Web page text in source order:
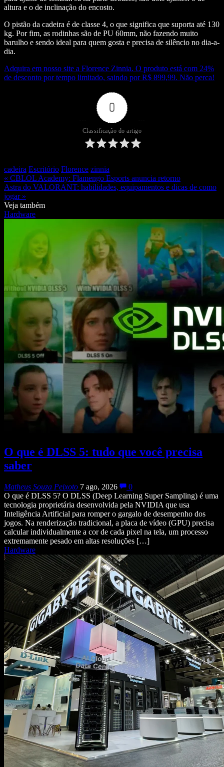
altura e o de inclinação do encosto.
O pistão da cadeira é de classe 4, o que significa que suporta até 130
kg. Por fim, as rodinhas são de PU 60mm, não fazendo muito
barulho e sendo ideal para quem gosta e precisa de silêncio no dia-a-
dia.
Adquira em nosso site a Florence Zinnia. O produto está com 24%
de desconto por tempo limitado, saindo por R$ 899,99. Não perca!
0
Classificação do artigo
cadeira Escritório Florence zinnia
« CBLOL Academy: Flamengo Esports anuncia retorno
Astra do VALORANT: habilidades, equipamentos e dicas de como
jogar »
Veja também
Hardware
O que é DLSS 5: tudo que você precisa
saber
Matheus Souza Peixoto 7 ago, 2026
0
O que é DLSS 5? O DLSS (Deep Learning Super Sampling) é uma
tecnologia proprietária desenvolvida pela NVIDIA que usa
Inteligência Artificial para romper o gargalo de desempenho dos
jogos. Na renderização tradicional, a placa de vídeo (GPU) precisa
calcular individualmente a cor de cada pixel na tela, um processo
extremamente pesado em altas resoluções […]
Hardware